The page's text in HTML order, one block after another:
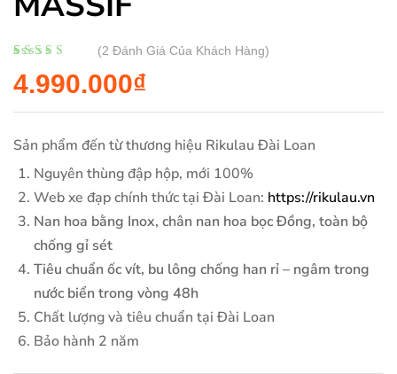
trênđánh giá
(2 Đánh Giá Của Khách Hàng)
4.990.000₫
Sản phẩm đến từ thương hiệu Rikulau Đài Loan
Nguyên thùng đập hộp, mới 100%
Web xe đạp chính thức tại Đài Loan: https://rikulau.vn
Nan hoa bằng Inox, chân nan hoa bọc Đồng, toàn bộ
chống gỉ sét
Tiêu chuẩn ốc vít, bu lông chống han rỉ – ngâm trong
nước biển trong vòng 48h
Chất lượng và tiêu chuẩn tại Đài Loan
Bảo hành 2 năm